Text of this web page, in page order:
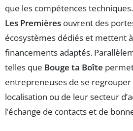
que les compétences
Les Premières ouvrent des
écosystèmes dédiés et mettent
financements adaptés.
telles que Bouge ta Boîte
entrepreneuses de se
localisation ou de leur secteur
l’échange de contacts et de